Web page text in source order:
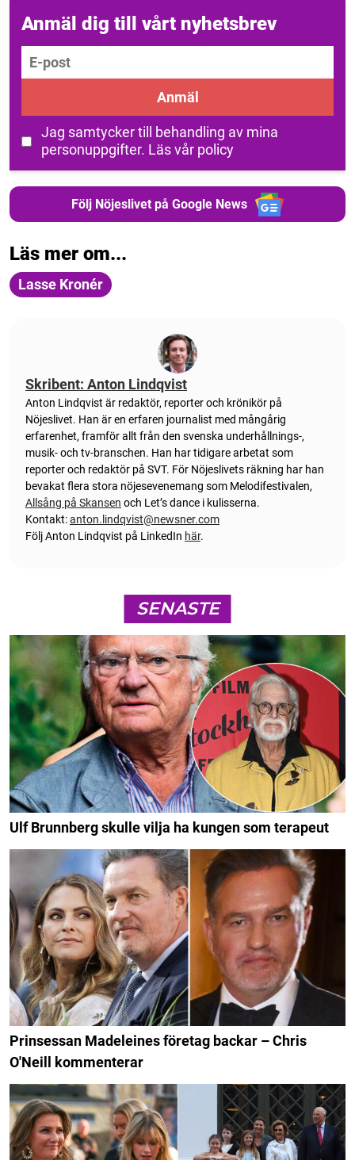
Anmäl dig till vårt nyhetsbrev
E-post
Anmäl
Jag samtycker till behandling av mina
personuppgifter. Läs vår policy
Följ Nöjeslivet på Google News
Läs mer om...
Lasse Kronér
Skribent: Anton Lindqvist
Anton Lindqvist är redaktör, reporter och krönikör på
Nöjeslivet. Han är en erfaren journalist med mångårig
erfarenhet, framför allt från den svenska underhållnings-,
musik- och tv-branschen. Han har tidigare arbetat som
reporter och redaktör på SVT. För Nöjeslivets räkning har han
bevakat flera stora nöjesevenemang som Melodifestivalen,
Allsång på Skansen och Let’s dance i kulisserna.
Kontakt:anton.lindqvist@newsner.com
Följ Anton Lindqvist på LinkedIn här.
SENASTE
Ulf Brunnberg skulle vilja ha kungen som terapeut
Prinsessan Madeleines företag backar – Chris
O'Neill kommenterar